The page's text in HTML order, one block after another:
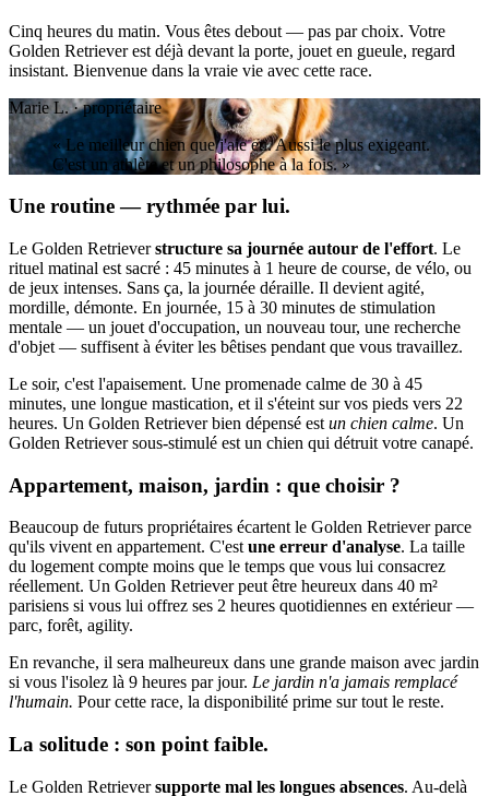
Cinq heures du matin. Vous êtes debout — pas par choix. Votre
Golden Retriever est déjà devant la porte, jouet en gueule, regard
insistant. Bienvenue dans la vraie vie avec cette race.
Marie L. · propriétaire
« Le meilleur chien que j'aie eu. Aussi le plus exigeant.
C'est un athlète et un philosophe à la fois. »
Une routine — rythmée par lui.
Le Golden Retrieverstructure sa journée autour de l'effort. Le
rituel matinal est sacré : 45 minutes à 1 heure de course, de vélo, ou
de jeux intenses. Sans ça, la journée déraille. Il devient agité,
mordille, démonte. En journée, 15 à 30 minutes de stimulation
mentale — un jouet d'occupation, un nouveau tour, une recherche
d'objet — suffisent à éviter les bêtises pendant que vous travaillez.
Le soir, c'est l'apaisement. Une promenade calme de 30 à 45
minutes, une longue mastication, et il s'éteint sur vos pieds vers 22
heures. Un Golden Retriever bien dépensé est un chien calme. Un
Golden Retriever sous-stimulé est un chien qui détruit votre canapé.
Appartement, maison, jardin : que choisir ?
Beaucoup de futurs propriétaires écartent le Golden Retriever parce
qu'ils vivent en appartement. C'estune erreur d'analyse. La taille
du logement compte moins que le temps que vous lui consacrez
réellement. Un Golden Retriever peut être heureux dans 40 m²
parisiens si vous lui offrez ses 2 heures quotidiennes en extérieur —
parc, forêt, agility.
En revanche, il sera malheureux dans une grande maison avec jardin
si vous l'isolez là 9 heures par jour. Le jardin n'a jamais remplacé
l'humain. Pour cette race, la disponibilité prime sur tout le reste.
La solitude : son point faible.
Le Golden Retrieversupporte mal les longues absences. Au-delà